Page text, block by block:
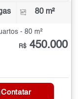
80 m²
- 80 m²
R$ 450.000
Contatar